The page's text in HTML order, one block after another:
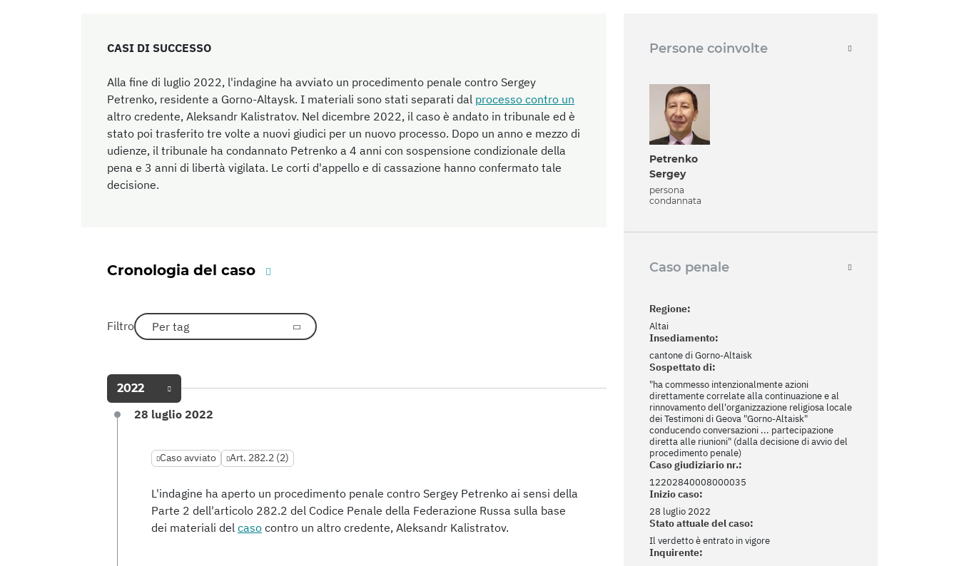
CASI DI SUCCESSO
Alla fine di luglio 2022, l'indagine ha avviato un procedimento penale contro Sergey
Petrenko, residente a Gorno-Altaysk. I materiali sono stati separati dal processo contro un
altro credente, Aleksandr Kalistratov. Nel dicembre 2022, il caso è andato in tribunale ed è
stato poi trasferito tre volte a nuovi giudici per un nuovo processo. Dopo un anno e mezzo di
udienze, il tribunale ha condannato Petrenko a 4 anni con sospensione condizionale della
pena e 3 anni di libertà vigilata. Le corti d'appello e di cassazione hanno confermato tale
decisione.
Cronologia del caso
Filtro Per tag
2022
28 luglio 2022
Caso avviato Art. 282.2 (2)
L'indagine ha aperto un procedimento penale contro Sergey Petrenko ai sensi della
Parte 2 dell'articolo 282.2 del Codice Penale della Federazione Russa sulla base
dei materiali del caso contro un altro credente, Aleksandr Kalistratov.
Persone coinvolte
Petrenko
Sergey
persona
condannata
Caso penale
Regione:
Altai
Insediamento:
cantone di Gorno-Altaisk
Sospettato di:
"ha commesso intenzionalmente azioni
direttamente correlate alla continuazione e al
rinnovamento dell'organizzazione religiosa locale
dei Testimoni di Geova "Gorno-Altaisk"
conducendo conversazioni ... partecipazione
diretta alle riunioni" (dalla decisione di avvio del
procedimento penale)
Caso giudiziario nr.:
12202840008000035
Inizio caso:
28 luglio 2022
Stato attuale del caso:
Il verdetto è entrato in vigore
Inquirente: